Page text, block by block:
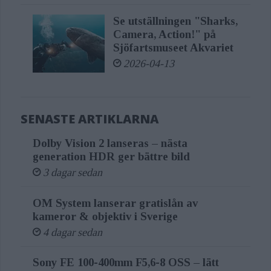
Se utställningen "Sharks,
Camera, Action!" på
Sjöfartsmuseet Akvariet
2026-04-13
SENASTE ARTIKLARNA
Dolby Vision 2 lanseras – nästa
generation HDR ger bättre bild
3 dagar sedan
OM System lanserar gratislån av
kameror & objektiv i Sverige
4 dagar sedan
Sony FE 100-400mm F5,6-8 OSS – lätt